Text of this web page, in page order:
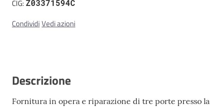
CIG:Z03371594C
CondividiVedi azioni
Descrizione
Fornitura in opera e riparazione di tre porte presso la